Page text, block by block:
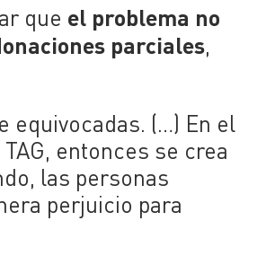
que el problema no
parciales,
equivocadas. (…) En el
entonces se crea
las personas
perjuicio para